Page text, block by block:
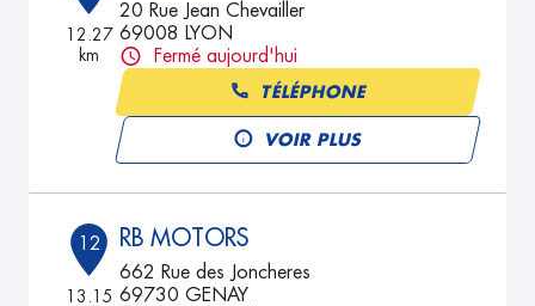
12.27
km
20 Rue Jean Chevailler
69008 LYON
Fermé aujourd'hui
TÉLÉPHONE
VOIR PLUS
12
13.15
RB MOTORS
662 Rue des Joncheres
69730 GENAY